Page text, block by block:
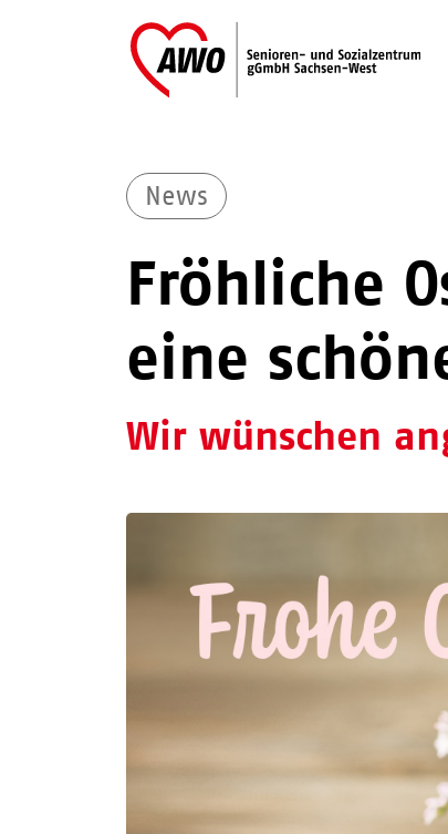
News
Fröhliche
eine
Wir wünschen